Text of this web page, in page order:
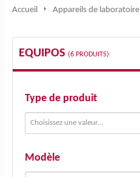
Accueil Appareils de laboratoire
EQUIPOS (6 PRODUITS)
Type de produit
Modèle